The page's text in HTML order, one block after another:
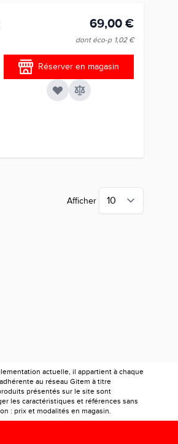
69,00 €
dont éco-p 1,02 €
Réserver en magasin
Afficher
actuelle, il appartient à chaque
au réseau Gitem à titre
présentés sur le site sont
les caractéristiques et références sans
: prix et modalités en magasin.